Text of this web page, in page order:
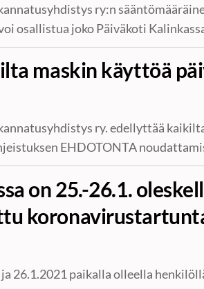
ry:n
osallistua joko Päiväkoti
maskin käyttöä
ry. edellyttää
EHDOTONTA
on 25.-26.1.
26.1.2021 paikalla olleella